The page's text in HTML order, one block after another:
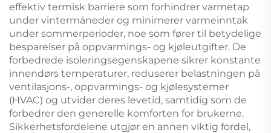
effektiv termisk barriere som forhindrer varmetap
under vintermåneder og minimerer varmeinntak
under sommerperioder, noe som fører til betydelige
besparelser på oppvarmings- og kjøleutgifter. De
forbedrede isoleringsegenskapene sikrer konstante
innendørs temperaturer, reduserer belastningen på
ventilasjons-, oppvarmings- og kjølesystemer
(HVAC) og utvider deres levetid, samtidig som de
forbedrer den generelle komforten for brukerne.
Sikkerhetsfordelene utgjør en annen viktig fordel,